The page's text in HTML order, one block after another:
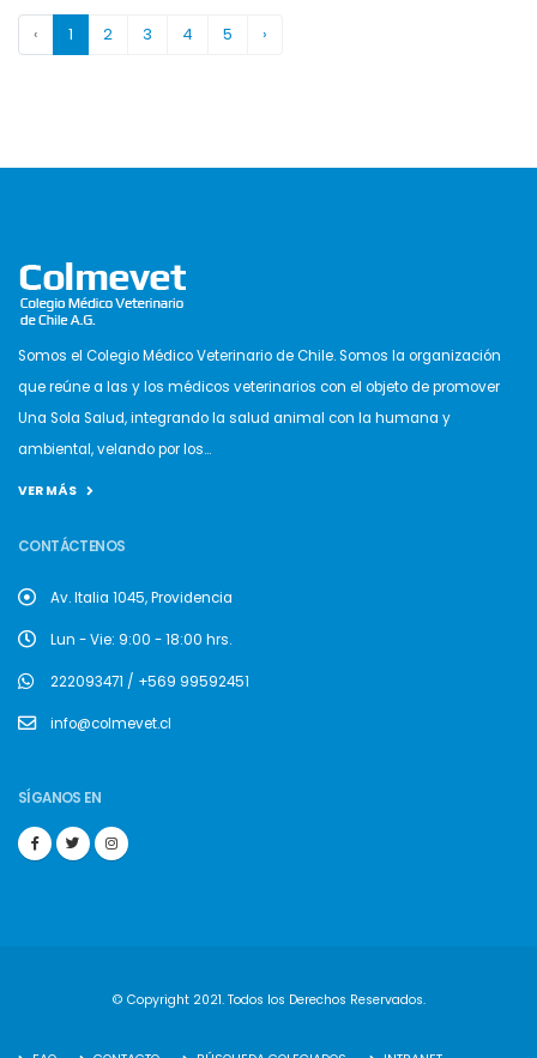
‹ 1 2 3 4 5 ›
Somos el Colegio Médico Veterinario de Chile. Somos la organización
que reúne a las y los médicos veterinarios con el objeto de promover
Una Sola Salud, integrando la salud animal con la humana y
ambiental, velando por los...
VER MÁS
CONTÁCTENOS
Av. Italia 1045, Providencia
Lun - Vie: 9:00 - 18:00 hrs.
222093471 / +569 99592451
info@colmevet.cl
SÍGANOS EN
© Copyright 2021. Todos los Derechos Reservados.